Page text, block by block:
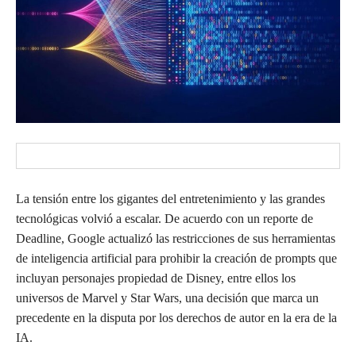
La tensión entre los gigantes del entretenimiento y las grandes
tecnológicas volvió a escalar. De acuerdo con un reporte de
Deadline, Google actualizó las restricciones de sus herramientas
de inteligencia artificial para prohibir la creación de prompts que
incluyan personajes propiedad de Disney, entre ellos los
universos de Marvel y Star Wars, una decisión que marca un
precedente en la disputa por los derechos de autor en la era de la
IA.